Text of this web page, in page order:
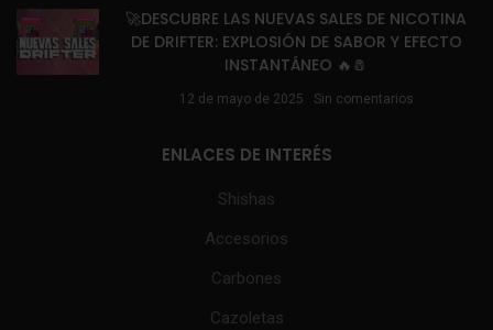
🚀DESCUBRE LAS NUEVAS SALES DE NICOTINA
DE DRIFTER: EXPLOSIÓN DE SABOR Y EFECTO
INSTANTÁNEO 🔥🧂
12 de mayo de 2025 Sin comentarios
ENLACES DE INTERÉS
Shishas
Accesorios
Carbones
Cazoletas